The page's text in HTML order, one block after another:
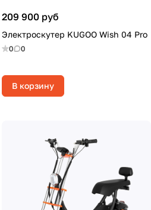
209 900 руб
Электроскутер KUGOO Wish 04 Pro
0 0
В корзину